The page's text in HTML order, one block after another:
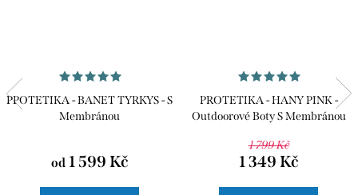
PPOTETIKA - BANET TYRKYS - S
Membránou
od1 599 Kč
PROTETIKA - HANY PINK -
Outdoorové Boty S Membránou
1 799 Kč
1 349 Kč